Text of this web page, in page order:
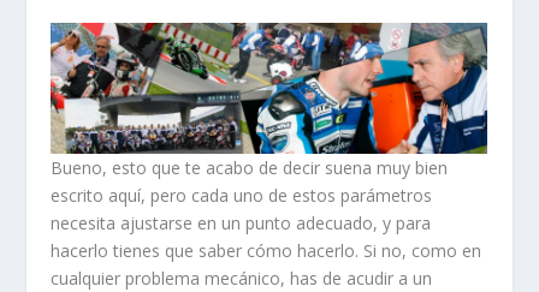
Bueno, esto que te acabo de decir suena muy bien
escrito aquí, pero cada uno de estos parámetros
necesita ajustarse en un punto adecuado, y para
hacerlo tienes que saber cómo hacerlo. Si no, como en
cualquier problema mecánico, has de acudir a un